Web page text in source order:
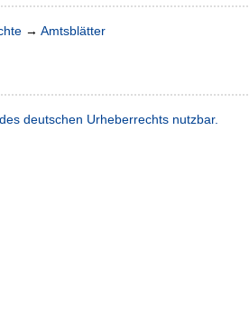
→ Amtsblätter
deutschen Urheberrechts nutzbar.